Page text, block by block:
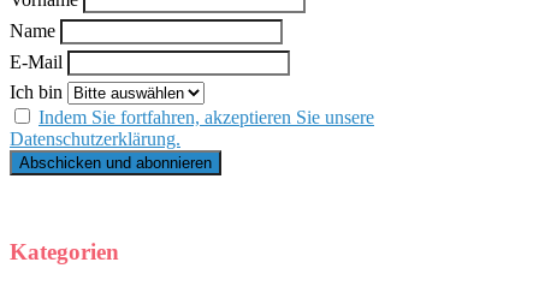
Name
E-Mail
Ich bin
Indem Sie fortfahren, akzeptieren Sie unsere
Datenschutzerklärung.
Kategorien